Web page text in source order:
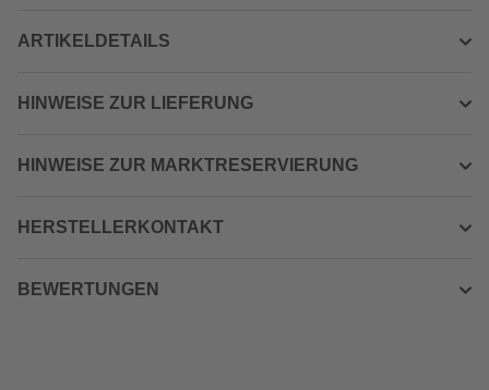
ARTIKELDETAILS
HINWEISE ZUR LIEFERUNG
HINWEISE ZUR MARKTRESERVIERUNG
HERSTELLERKONTAKT
BEWERTUNGEN